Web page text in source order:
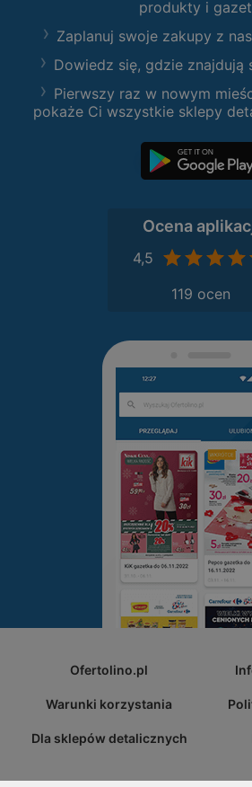
produkty i
Zaplanuj swoje zakupy z
Dowiedz się, gdzie znajdują
Pierwszy raz w nowym
pokaże Ci wszystkie sklepy
Ocena
4,5
119 ocen
Ofertolino.pl
Warunki korzystania
Dla sklepów detalicznych